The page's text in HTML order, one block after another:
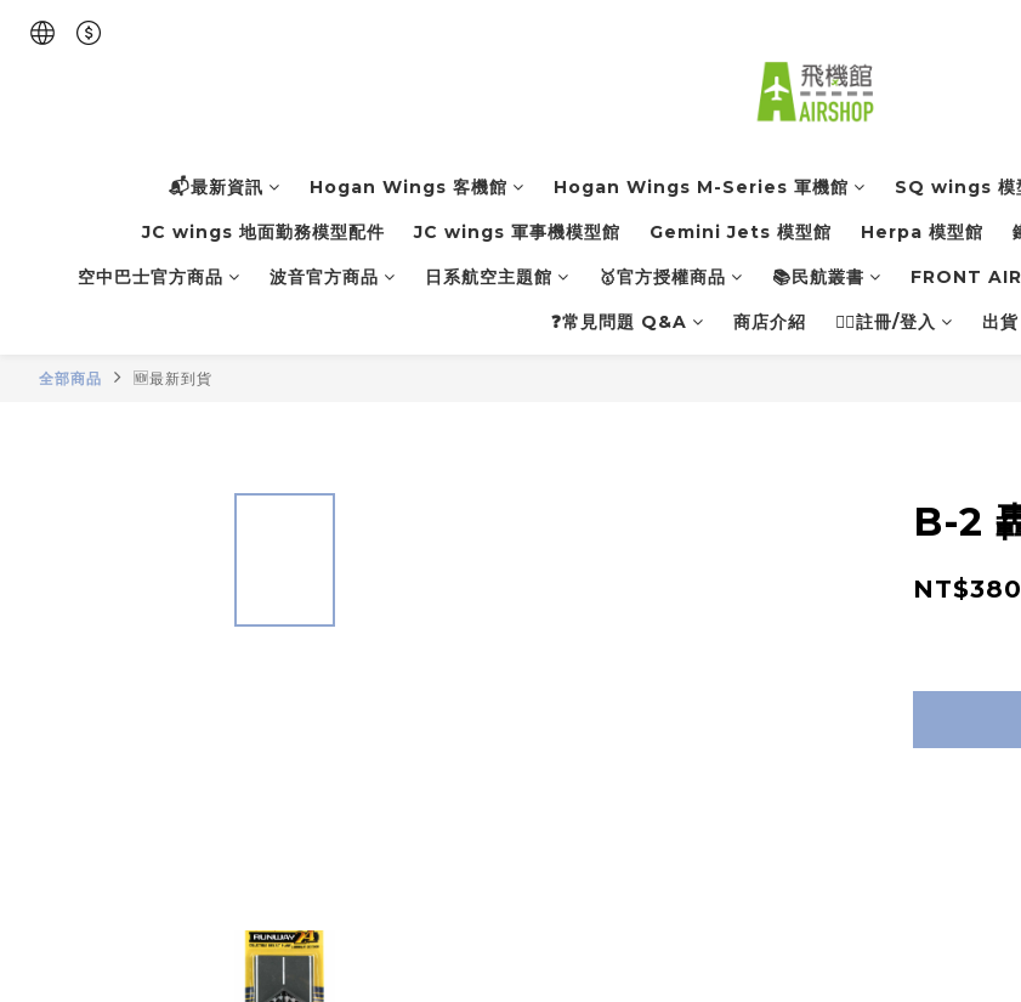
📬最新資訊 Hogan Wings 客機館 Hogan Wings M-Series 軍機館 SQ wings 模
JC wings 地面勤務模型配件 JC wings 軍事機模型館 Gemini Jets 模型館 Herpa 模型館
空中巴士官方商品 波音官方商品 日系航空主題館 🥇官方授權商品 📚民航叢書 FRONT AIR
❓常見問題 Q&A 商店介紹 👨‍✈️註冊/登入 出
全部商品 🆕最新到貨
B-2
NT$380